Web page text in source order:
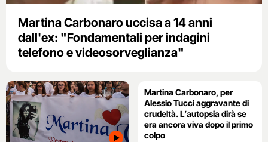
Martina Carbonaro uccisa a 14 anni
dall'ex: "Fondamentali per indagini
telefono e videosorveglianza"
Martina Carbonaro, per
Alessio Tucci aggravante di
crudeltà. L’autopsia dirà se
era ancora viva dopo il primo
colpo